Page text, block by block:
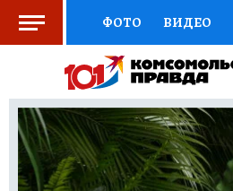
ФОТО ВИДЕО
СОЦПОДДЕРЖКА
ВЫБОР ЭКСПЕРТОВ
КНИЖНАЯ ПОЛКА